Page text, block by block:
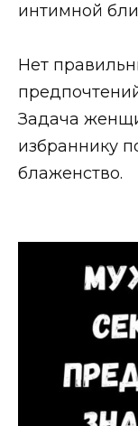
интимной
Нет
Задача
избраннику
блаженство.